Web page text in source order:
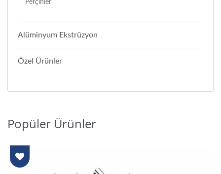
Perçinler
Alüminyum Ekstrüzyon
Özel Ürünler
Popüler Ürünler